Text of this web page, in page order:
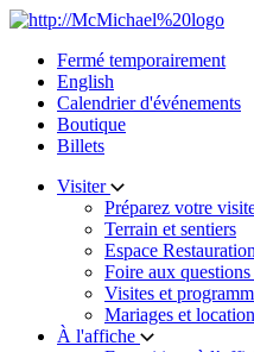
Skip
contentFermé temporairement
English
Calendrier d'événements
Boutique
Billets
Visiter
Préparez votre
Terrain et sentiers
Espace Restauration
Foire aux
Visites et
Mariages et
À l'affiche